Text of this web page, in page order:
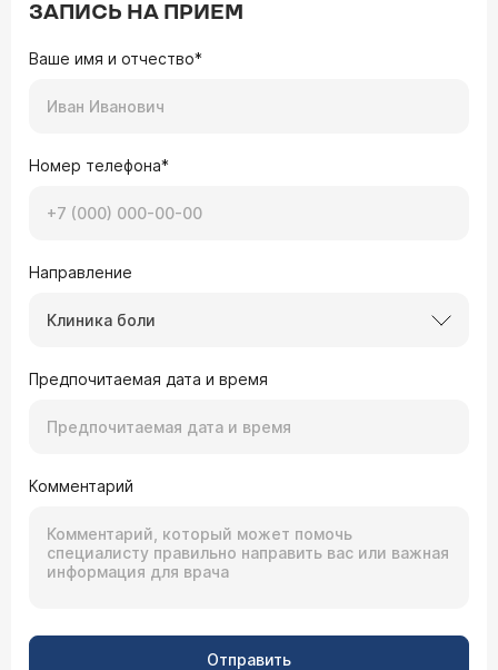
ЗАПИСЬ НА ПРИЕМ
Ваше имя и отчество*
Номер телефона*
Направление
Клиника боли
Предпочитаемая дата и время
Комментарий
Отправить